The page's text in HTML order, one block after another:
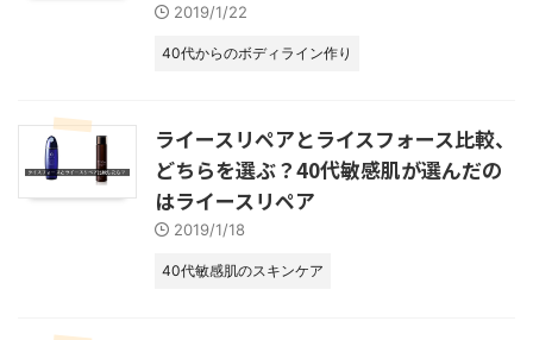
2019/1/22
40代からのボディライン作り
ライースリペアとライスフォース比較、
どちらを選ぶ？40代敏感肌が選んだの
はライースリペア
2019/1/18
40代敏感肌のスキンケア